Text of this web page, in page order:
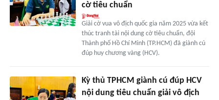
cờ tiêu chuẩn
Giải cờ vua vô địch quốc gia năm 2025 vừa kết
thúc tranh tài nội dung cờ tiêu chuẩn, đội
Thành phố Hồ Chí Minh (TP.HCM) đã giành cú
đúp huy chương vàng (HCV).
Kỳ thủ TPHCM giành cú đúp HCV
nội dung tiêu chuẩn giải vô địch